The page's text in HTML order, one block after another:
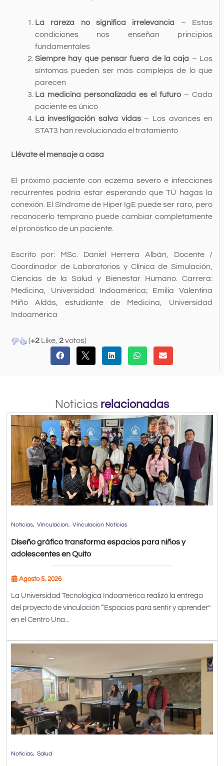
La rareza no significa irrelevancia – Estas
condiciones nos enseñan principios
fundamentales
Siempre hay que pensar fuera de la caja – Los
síntomas pueden ser más complejos de lo que
parecen
La medicina personalizada es el futuro – Cada
paciente es único
La investigación salva vidas– Los avances en
STAT3 han revolucionado el tratamiento
Llévate el mensaje a casa
El próximo paciente con eczema severo e infecciones
recurrentes podría estar esperando que TÚ hagas la
conexión. El Síndrome de Hiper IgE puede ser raro, pero
reconocerlo temprano puede cambiar completamente
el pronóstico de un paciente.
Escrito por: MSc. Daniel Herrera Albán, Docente /
Coordinador de Laboratorios y Clínica de Simulación,
Ciencias de la Salud y Bienestar Humano. Carrera:
Medicina, Universidad Indoamérica; Emilia Valentina
Miño Aldás, estudiante de Medicina, Universidad
Indoamérica
(+2Like, 2votos)
Noticias relacionadas
Noticias Vinculacion Vinculacion Noticias
Diseño gráfico transforma espacios para niños y
adolescentes en Quito
Agosto 5, 2026
La Universidad Tecnológica Indoamérica realizó la entrega
del proyecto de vinculación “Espacios para sentir y aprender”
en el Centro Una...
Noticias Salud